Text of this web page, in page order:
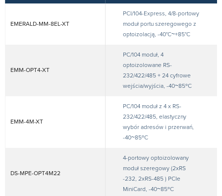
EMERALD-MM-8EL-XT
PCI/104-Express, 4/8-portowy
moduł portu szeregowego z
optoizolacją, -40°C~+85°C
EMM-OPT4-XT
PC/104 moduł, 4
optoizolowane RS-
232/422/485 + 24 cyfrowe
wejścia/wyjścia, -40~85ºC
EMM-4M-XT
PC/104 moduł z 4 x RS-
232/422/485, elastyczny
wybór adresów i przerwań,
-40~85ºC
DS-MPE-OPT4M22
4-portowy optoizolowany
moduł szeregowy (2xRS
-232, 2xRS-485 ) PCIe
MiniCard, -40~85ºC